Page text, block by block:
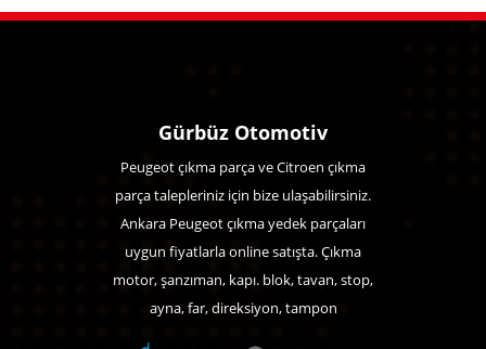
Gürbüz Otomotiv
Peugeot çıkma parça ve Citroen çıkma
parça talepleriniz için bize ulaşabilirsiniz.
Ankara Peugeot çıkma yedek parçaları
uygun fiyatlarla online satışta. Çıkma
motor, şanzıman, kapı. blok, tavan, stop,
ayna, far, direksiyon, tampon